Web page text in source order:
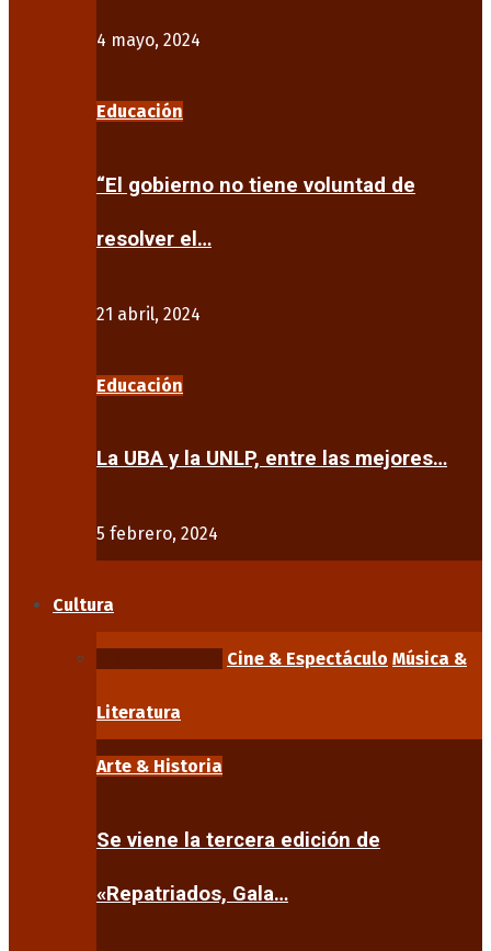
4 mayo, 2024
Educación
“El gobierno no tiene voluntad de
resolver el…
21 abril, 2024
Educación
La UBA y la UNLP, entre las mejores…
5 febrero, 2024
Cultura
Cine & Espectáculo Música &
Literatura
Arte & Historia
Se viene la tercera edición de
«Repatriados, Gala…